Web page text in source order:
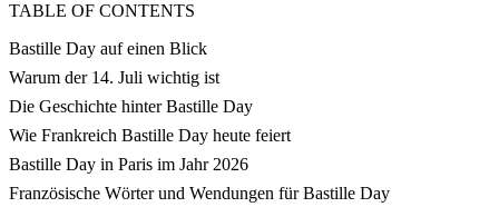
TABLE OF CONTENTS
Bastille Day auf einen Blick
Warum der 14. Juli wichtig ist
Die Geschichte hinter Bastille Day
Wie Frankreich Bastille Day heute feiert
Bastille Day in Paris im Jahr 2026
Französische Wörter und Wendungen für Bastille Day